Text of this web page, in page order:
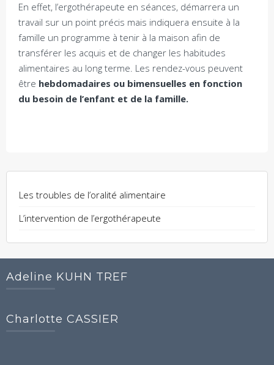
En effet, l’ergothérapeute en séances, démarrera un
travail sur un point précis mais indiquera ensuite à la
famille un programme à tenir à la maison afin de
transférer les acquis et de changer les habitudes
alimentaires au long terme. Les rendez-vous peuvent
être hebdomadaires ou bimensuelles en fonction
du besoin de l’enfant et de la famille.
Les troubles de l’oralité alimentaire
L’intervention de l’ergothérapeute
Adeline KUHN TREF
Charlotte CASSIER